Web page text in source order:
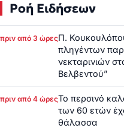
Ροή Ειδήσεων
πριν από 3 ώρεςΠ.
πληγέντων
νεκταρινιών
Βελβεντού”
πριν από 4 ώρεςΤο περσινό
των 60 ετών
θάλασσα